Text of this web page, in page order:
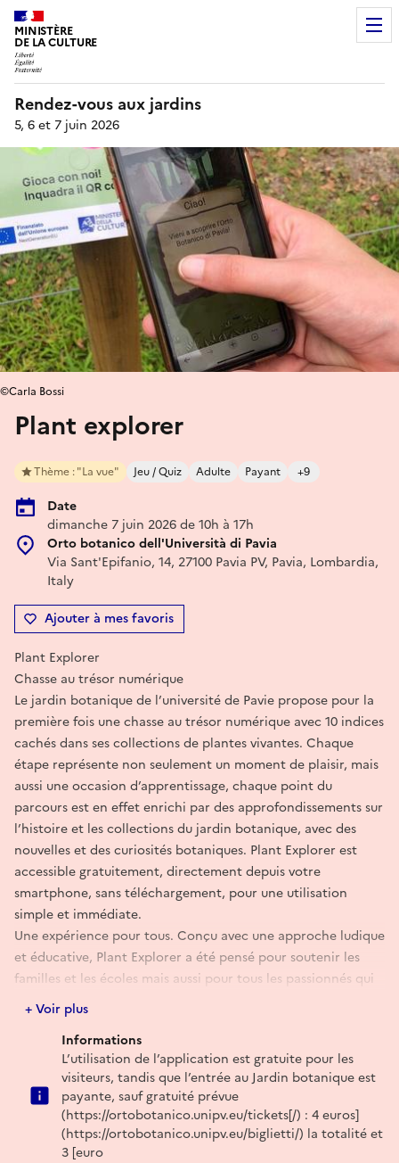
MINISTÈRE
DE LA CULTURE
Rendez-vous aux jardins
5, 6 et 7 juin 2026
Plant explorer
Thème : "La vue" Jeu / Quiz Adulte Payant +9
Date
dimanche 7 juin 2026 de 10h à 17h
Orto botanico dell'Università di Pavia
Via Sant'Epifanio, 14, 27100 Pavia PV, Pavia, Lombardia,
Italy
Ajouter à mes favoris
©Carla Bossi
Plant Explorer
Chasse au trésor numérique
Le jardin botanique de l’université de Pavie propose pour la
première fois une chasse au trésor numérique avec 10 indices
cachés dans ses collections de plantes vivantes. Chaque
étape représente non seulement un moment de plaisir, mais
aussi une occasion d’apprentissage, chaque point du
parcours est en effet enrichi par des approfondissements sur
l’histoire et les collections du jardin botanique, avec des
nouvelles et des curiosités botaniques. Plant Explorer est
accessible gratuitement, directement depuis votre
smartphone, sans téléchargement, pour une utilisation
simple et immédiate.
Une expérience pour tous. Conçu avec une approche ludique
et éducative, Plant Explorer a été pensé pour soutenir les
familles et les écoles mais aussi pour tous les passionnés qui
veulent mettre à l’épreuve leurs connaissances botaniques.
+ Voir plus
Informations
L’utilisation de l’application est gratuite pour les
visiteurs, tandis que l’entrée au Jardin botanique est
payante, sauf gratuité prévue
(https://ortobotanico.unipv.eu/tickets[/) : 4 euros]
(https://ortobotanico.unipv.eu/biglietti/) la totalité et
3 [euro